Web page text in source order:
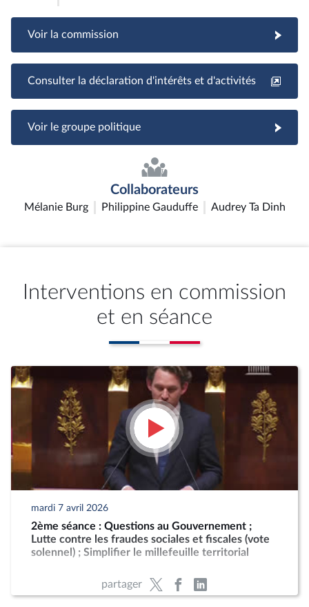
Voir la commission
Consulter la déclaration d'intérêts et d'activités
Voir le groupe politique
Collaborateurs
Mélanie Burg Philippine Gauduffe Audrey Ta Dinh
Interventions en commission
et en séance
mardi 7 avril 2026
2ème séance : Questions au Gouvernement ;
Lutte contre les fraudes sociales et fiscales (vote
solennel) ; Simplifier le millefeuille territorial
partager